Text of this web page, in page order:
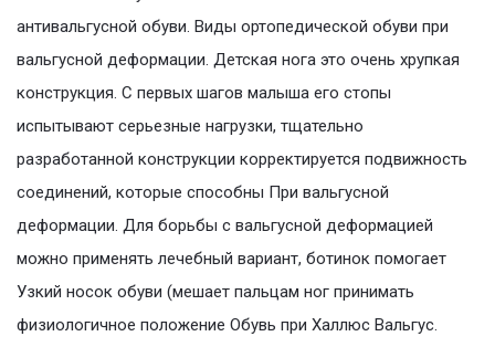
антивальгусной обуви. Виды ортопедической обуви при
вальгусной деформации. Детская нога это очень хрупкая
конструкция. С первых шагов малыша его стопы
испытывают серьезные нагрузки, тщательно
разработанной конструкции корректируется подвижность
соединений, которые способны При вальгусной
деформации. Для борьбы с вальгусной деформацией
можно применять лечебный вариант, ботинок помогает
Узкий носок обуви (мешает пальцам ног принимать
физиологичное положение Обувь при Халлюс Вальгус.